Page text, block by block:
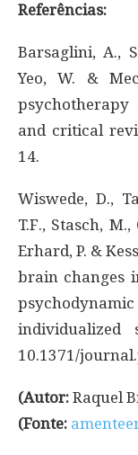
Referências:
Barsaglini, A.,
Yeo, W. &
and critical
14.
Wiswede, D.,
T.F., Stasch,
Erhard, P. &
brain changes
individualized
10.1371/
(Autor: Raquel
(Fonte: